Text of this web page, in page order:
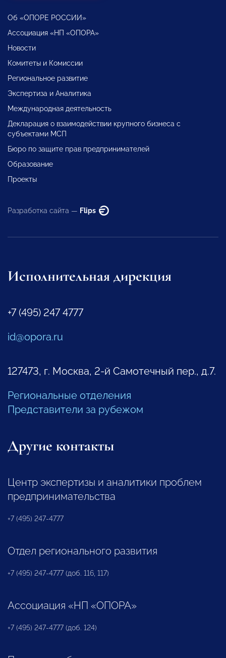
Об «ОПОРЕ РОССИИ»
Ассоциация «НП «ОПОРА»
Новости
Комитеты и Комиссии
Региональное развитие
Экспертиза и Аналитика
Международная деятельность
Декларация о взаимодействии крупного бизнеса с
субъектами МСП
Бюро по защите прав предпринимателей
Образование
Проекты
Разработка сайта — Flips
Исполнительная дирекция
+7 (495) 247 4777
id@opora.ru
127473, г. Москва, 2-й Самотечный пер., д.7.
Региональные отделения
Представители за рубежом
Другие контакты
Центр экспертизы и аналитики проблем
предпринимательства
+7 (495) 247-4777
Отдел регионального развития
+7 (495) 247-4777 (доб. 116, 117)
Ассоциация «НП «ОПОРА»
+7 (495) 247-4777 (доб. 124)